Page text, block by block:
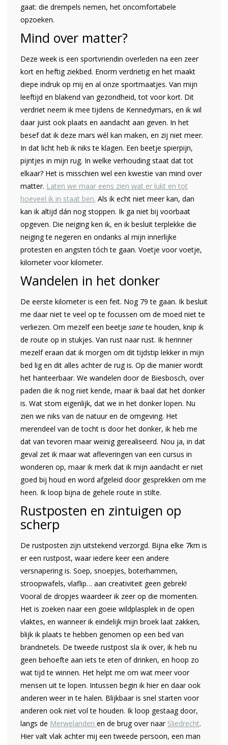
gaat: die drempels nemen, het oncomfortabele
opzoeken.
Mind over matter?
Deze week is een sportvriendin overleden na een zeer
kort en heftig ziekbed. Enorm verdrietig en het maakt
diepe indruk op mij en al onze sportmaatjes. Van mijn
leeftijd en blakend van gezondheid, tot voor kort. Dit
verdriet neem ik mee tijdens de Kennedymars, en ik wil
daar juist ook plaats en aandacht aan geven. In het
besef dat ik deze mars wél kan maken, en zij niet meer.
In dat licht heb ik niks te klagen. Een beetje spierpijn,
pijntjes in mijn rug. In welke verhouding staat dat tot
elkaar? Het is misschien wel een kwestie van mind over
matter. Laten we maar eens zien wat er lukt en tot
hoeveel ik in staat ben. Als ik echt niet meer kan, dan
kan ik altijd dán nog stoppen. Ik ga niet bij voorbaat
opgeven. Die neiging ken ik, en ik besluit terplekke die
neiging te negeren en ondanks al mijn innerlijke
protesten en angsten tóch te gaan. Voetje voor voetje,
kilometer voor kilometer.
Wandelen in het donker
De eerste kilometer is een feit. Nog 79 te gaan. Ik besluit
me daar niet te veel op te focussen om de moed niet te
verliezen. Om mezelf een beetje sanete houden, knip ik
de route op in stukjes. Van rust naar rust. Ik herinner
mezelf eraan dat ik morgen om dit tijdstip lekker in mijn
bed lig en dit alles achter de rug is. Op die manier wordt
het hanteerbaar. We wandelen door de Biesbosch, over
paden die ik nog niet kende, maar ik baal dat het donker
is. Wat stom eigenlijk, dat we in het donker lopen. Nu
zien we niks van de natuur en de omgeving. Het
merendeel van de tocht is door het donker, ik heb me
dat van tevoren maar weinig gerealiseerd. Nou ja, in dat
geval zet ik maar wat afleveringen van een cursus in
wonderen op, maar ik merk dat ik mijn aandacht er niet
goed bij houd en word afgeleid door gesprekken om me
heen. Ik loop bijna de gehele route in stilte.
Rustposten en zintuigen op
scherp
De rustposten zijn uitstekend verzorgd. Bijna elke 7km is
er een rustpost, waar iedere keer een andere
versnapering is. Soep, snoepjes, boterhammen,
stroopwafels, vlaflip… aan creativiteit geen gebrek!
Vooral de dropjes waardeer ik zeer op die momenten.
Het is zoeken naar een goeie wildplasplek in de open
vlaktes, en wanneer ik eindelijk mijn broek laat zakken,
blijk ik plaats te hebben genomen op een bed van
brandnetels. De tweede rustpost sla ik over, ik heb nu
geen behoefte aan iets te eten of drinken, en hoop zo
wat tijd te winnen. Het helpt me om wat meer voor
mensen uit te lopen. Intussen begin ik hier en daar ook
anderen weer in te halen. Blijkbaar is snel starten voor
anderen ook niet vol te houden. Ik loop gestaag door,
langs de Merwelanden en de brug over naar Sliedrecht.
Hier valt vlak achter mij een tweede persoon, een man